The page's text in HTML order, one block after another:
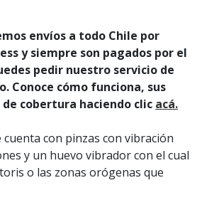
envíos a todo Chile por
y siempre son pagados por el
pedir nuestro servicio de
Conoce cómo funciona, sus
cobertura haciendo clic acá.
cuenta con pinzas con vibración
y un huevo vibrador con el cual
o las zonas orógenas que